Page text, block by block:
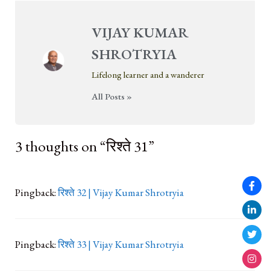
VIJAY KUMAR
SHROTRYIA
Lifelong learner and a wanderer
All Posts »
3 thoughts on “रिश्ते 31”
Pingback:रिश्ते 32 | Vijay Kumar Shrotryia
Pingback:रिश्ते 33 | Vijay Kumar Shrotryia